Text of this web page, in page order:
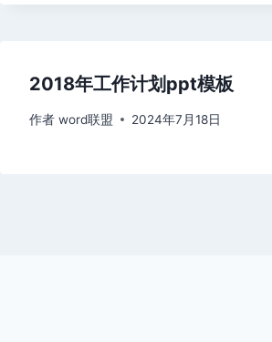
2018年工作计划ppt模板
作者 word联盟 2024年7月18日